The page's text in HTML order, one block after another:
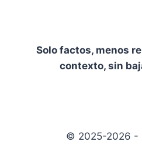
Solo factos, menos
contexto, sin
© 2025-2026 -